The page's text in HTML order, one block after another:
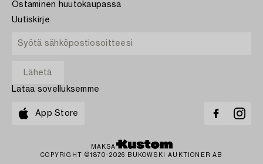
Ostaminen huutokaupassa
Uutiskirje
Lataa sovelluksemme
App Store
MAKSA
COPYRIGHT ©1870-2026 BUKOWSKI AUKTIONER AB